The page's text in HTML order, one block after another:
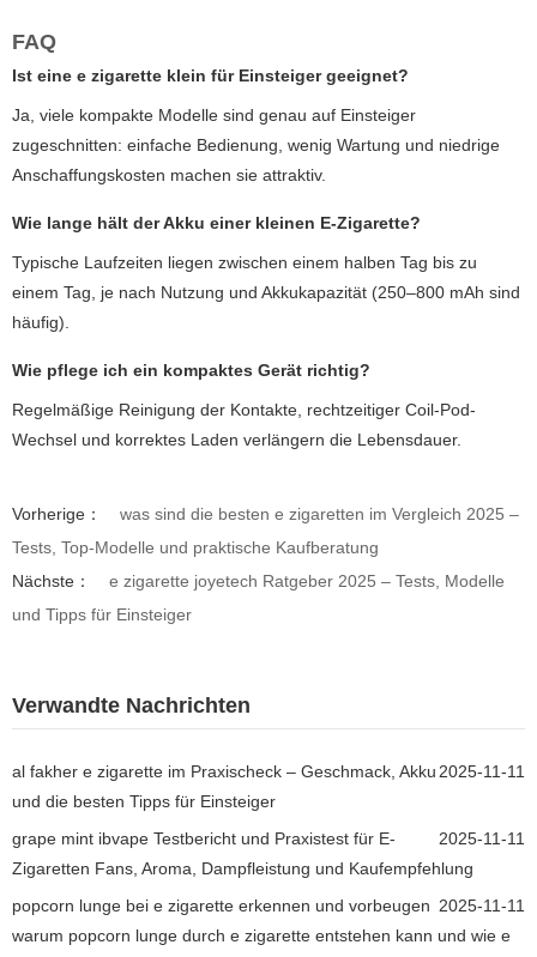
FAQ
Ist eine e zigarette klein für Einsteiger geeignet?
Ja, viele kompakte Modelle sind genau auf Einsteiger
zugeschnitten: einfache Bedienung, wenig Wartung und niedrige
Anschaffungskosten machen sie attraktiv.
Wie lange hält der Akku einer kleinen E-Zigarette?
Typische Laufzeiten liegen zwischen einem halben Tag bis zu
einem Tag, je nach Nutzung und Akkukapazität (250–800 mAh sind
häufig).
Wie pflege ich ein kompaktes Gerät richtig?
Regelmäßige Reinigung der Kontakte, rechtzeitiger Coil-Pod-
Wechsel und korrektes Laden verlängern die Lebensdauer.
Vorherige：
was sind die besten e zigaretten im Vergleich 2025 –
Tests, Top-Modelle und praktische Kaufberatung
Nächste：
e zigarette joyetech Ratgeber 2025 – Tests, Modelle
und Tipps für Einsteiger
Verwandte Nachrichten
2025-11-11
al fakher e zigarette im Praxischeck – Geschmack, Akku
und die besten Tipps für Einsteiger
2025-11-11
grape mint ibvape Testbericht und Praxistest für E-
Zigaretten Fans, Aroma, Dampfleistung und Kaufempfehlung
2025-11-11
popcorn lunge bei e zigarette erkennen und vorbeugen
warum popcorn lunge durch e zigarette entstehen kann und wie e